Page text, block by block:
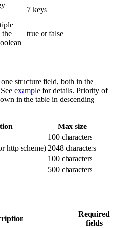
7 keys
the
true or false
structure field, both in the
example for details. Priority of
in the table in descending
Max size
100 characters
http scheme) 2048 characters
100 characters
500 characters
Required
fields